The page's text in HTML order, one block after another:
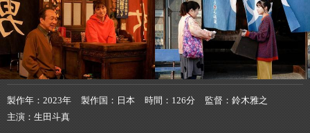
製作年 2023年 製作国 日本 時間 126分 監督
鈴木雅之
主演
生田斗真